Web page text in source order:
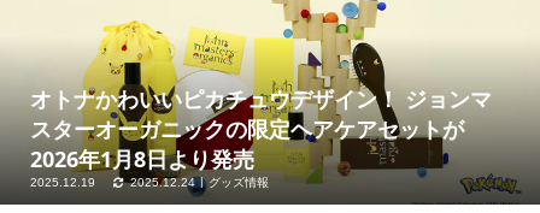
オトナかわいいピカチュウデザイン！ ジョンマ
スターオーガニックの限定ヘアケアセットが
2026年1月8日より発売
2025.12.19 2025.12.24 グッズ情報